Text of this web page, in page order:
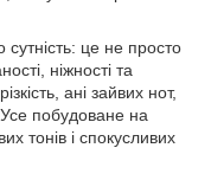
сутність: це не просто
ніжності та
ані зайвих нот,
Усе побудоване на
тонів і спокусливих